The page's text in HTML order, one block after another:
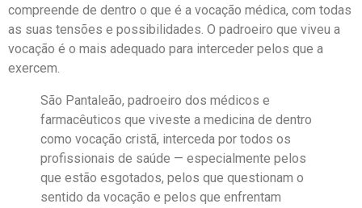
compreende de dentro o que é a vocação médica, com todas
as suas tensões e possibilidades. O padroeiro que viveu a
vocação é o mais adequado para interceder pelos que a
exercem.
São Pantaleão, padroeiro dos médicos e
farmacêuticos que viveste a medicina de dentro
como vocação cristã, interceda por todos os
profissionais de saúde — especialmente pelos
que estão esgotados, pelos que questionam o
sentido da vocação e pelos que enfrentam